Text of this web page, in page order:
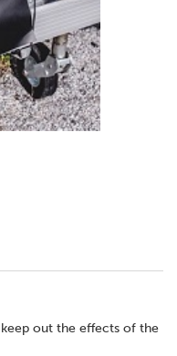
out the effects of the